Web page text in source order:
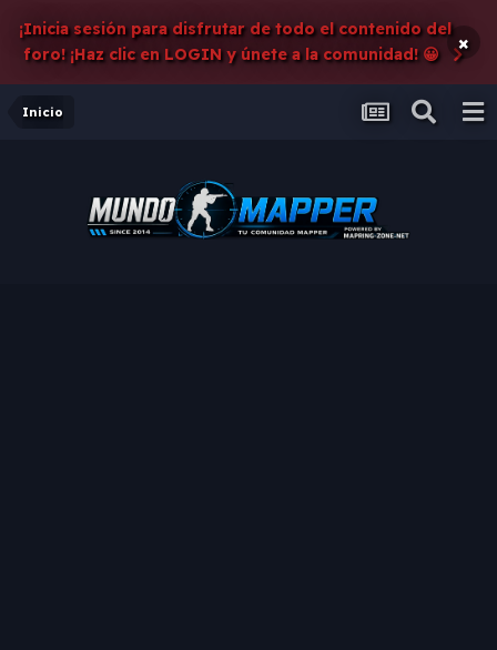
¡Inicia sesión para disfrutar de todo el contenido del
foro! ¡Haz clic en LOGIN y únete a la comunidad! 😀
×
Inicio